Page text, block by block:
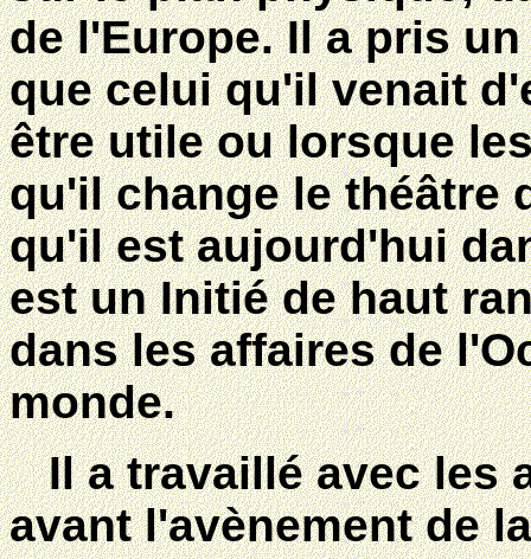
de l'Europe. Il a pris
que celui qu'il venait
être utile ou lorsque
qu'il change le théâtre
qu'il est aujourd'hui
est un Initié de haut
dans les affaires de
monde.
Il a travaillé avec les
avant l'avènement de